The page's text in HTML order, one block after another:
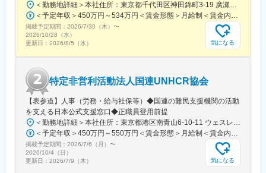
掲載予定期間： 2026/7/30（木） 〜
2026/10/28（水）
更新日： 2026/8/5（水） 気になる
特定非営利活動法人国連UNHCR協会
【表参道】人事（労務・給与社保等）◆国連の難民支援機関の活動
を支える日本公式支援窓口◆正職員登用前提
掲載予定期間： 2026/7/6（月） 〜
2026/10/4（日）
更新日： 2026/7/9（木） 気になる